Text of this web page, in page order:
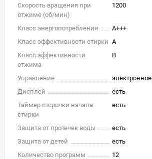
Скорость вращения при
отжиме (об/мин)
1200
Класс энергопотребления
A+++
Класс эффективности стирки A
Класс эффективности
отжима
B
Управление
электронное
Дисплей
есть
Таймер отсрочки начала
стирки
есть
Защита от протечек воды
есть
Защита от детей
есть
Количество программ
12